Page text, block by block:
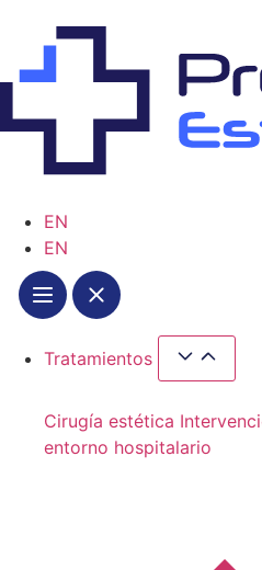
EN
EN
Tratamientos
Cirugía estética
entorno hospitalario